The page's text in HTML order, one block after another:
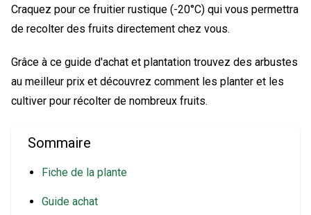
Craquez pour ce fruitier rustique (-20°C) qui vous permettra
de recolter des fruits directement chez vous.
Grâce à ce guide d'achat et plantation trouvez des arbustes
au meilleur prix et découvrez comment les planter et les
cultiver pour récolter de nombreux fruits.
Sommaire
Fiche de la plante
Guide achat